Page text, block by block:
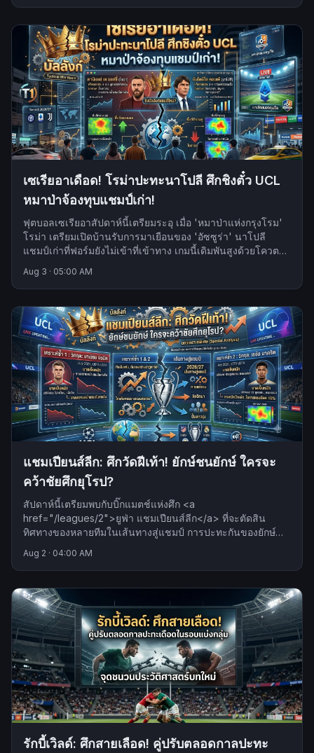
เซเรียอาเดือด! โรม่าปะทะนาโปลี ศึกชิงตั๋ว UCL
หมาป่าจ้องทุบแชมป์เก่า!
ฟุตบอลเซเรียอาสัปดาห์นี้เตรียมระอุ เมื่อ 'หมาป่าแห่งกรุงโรม'
โรม่า เตรียมเปิดบ้านรับการมาเยือนของ 'อัซซูร่า' นาโปลี
แชมป์เก่าที่ฟอร์มยังไม่เข้าที่เข้าทาง เกมนี้เดิมพันสูงด้วยโควตายู
Aug 3 · 05:00 AM
แชมเปียนส์ลีก: ศึกวัดฝีเท้า! ยักษ์ชนยักษ์ ใครจะ
คว้าชัยศึกยุโรป?
สัปดาห์นี้เตรียมพบกับบิ๊กแมตช์แห่งศึก <a
href="/leagues/2">ยูฟ่า แชมเปียนส์ลีก</a> ที่จะตัดสิน
ทิศทางของหลายทีมในเส้นทางสู่แชมป์ การปะทะกันของยักษ์
Aug 2 · 04:00 AM
รักบี้เวิลด์: ศึกสายเลือด! คู่ปรับตลอดกาลปะทะ